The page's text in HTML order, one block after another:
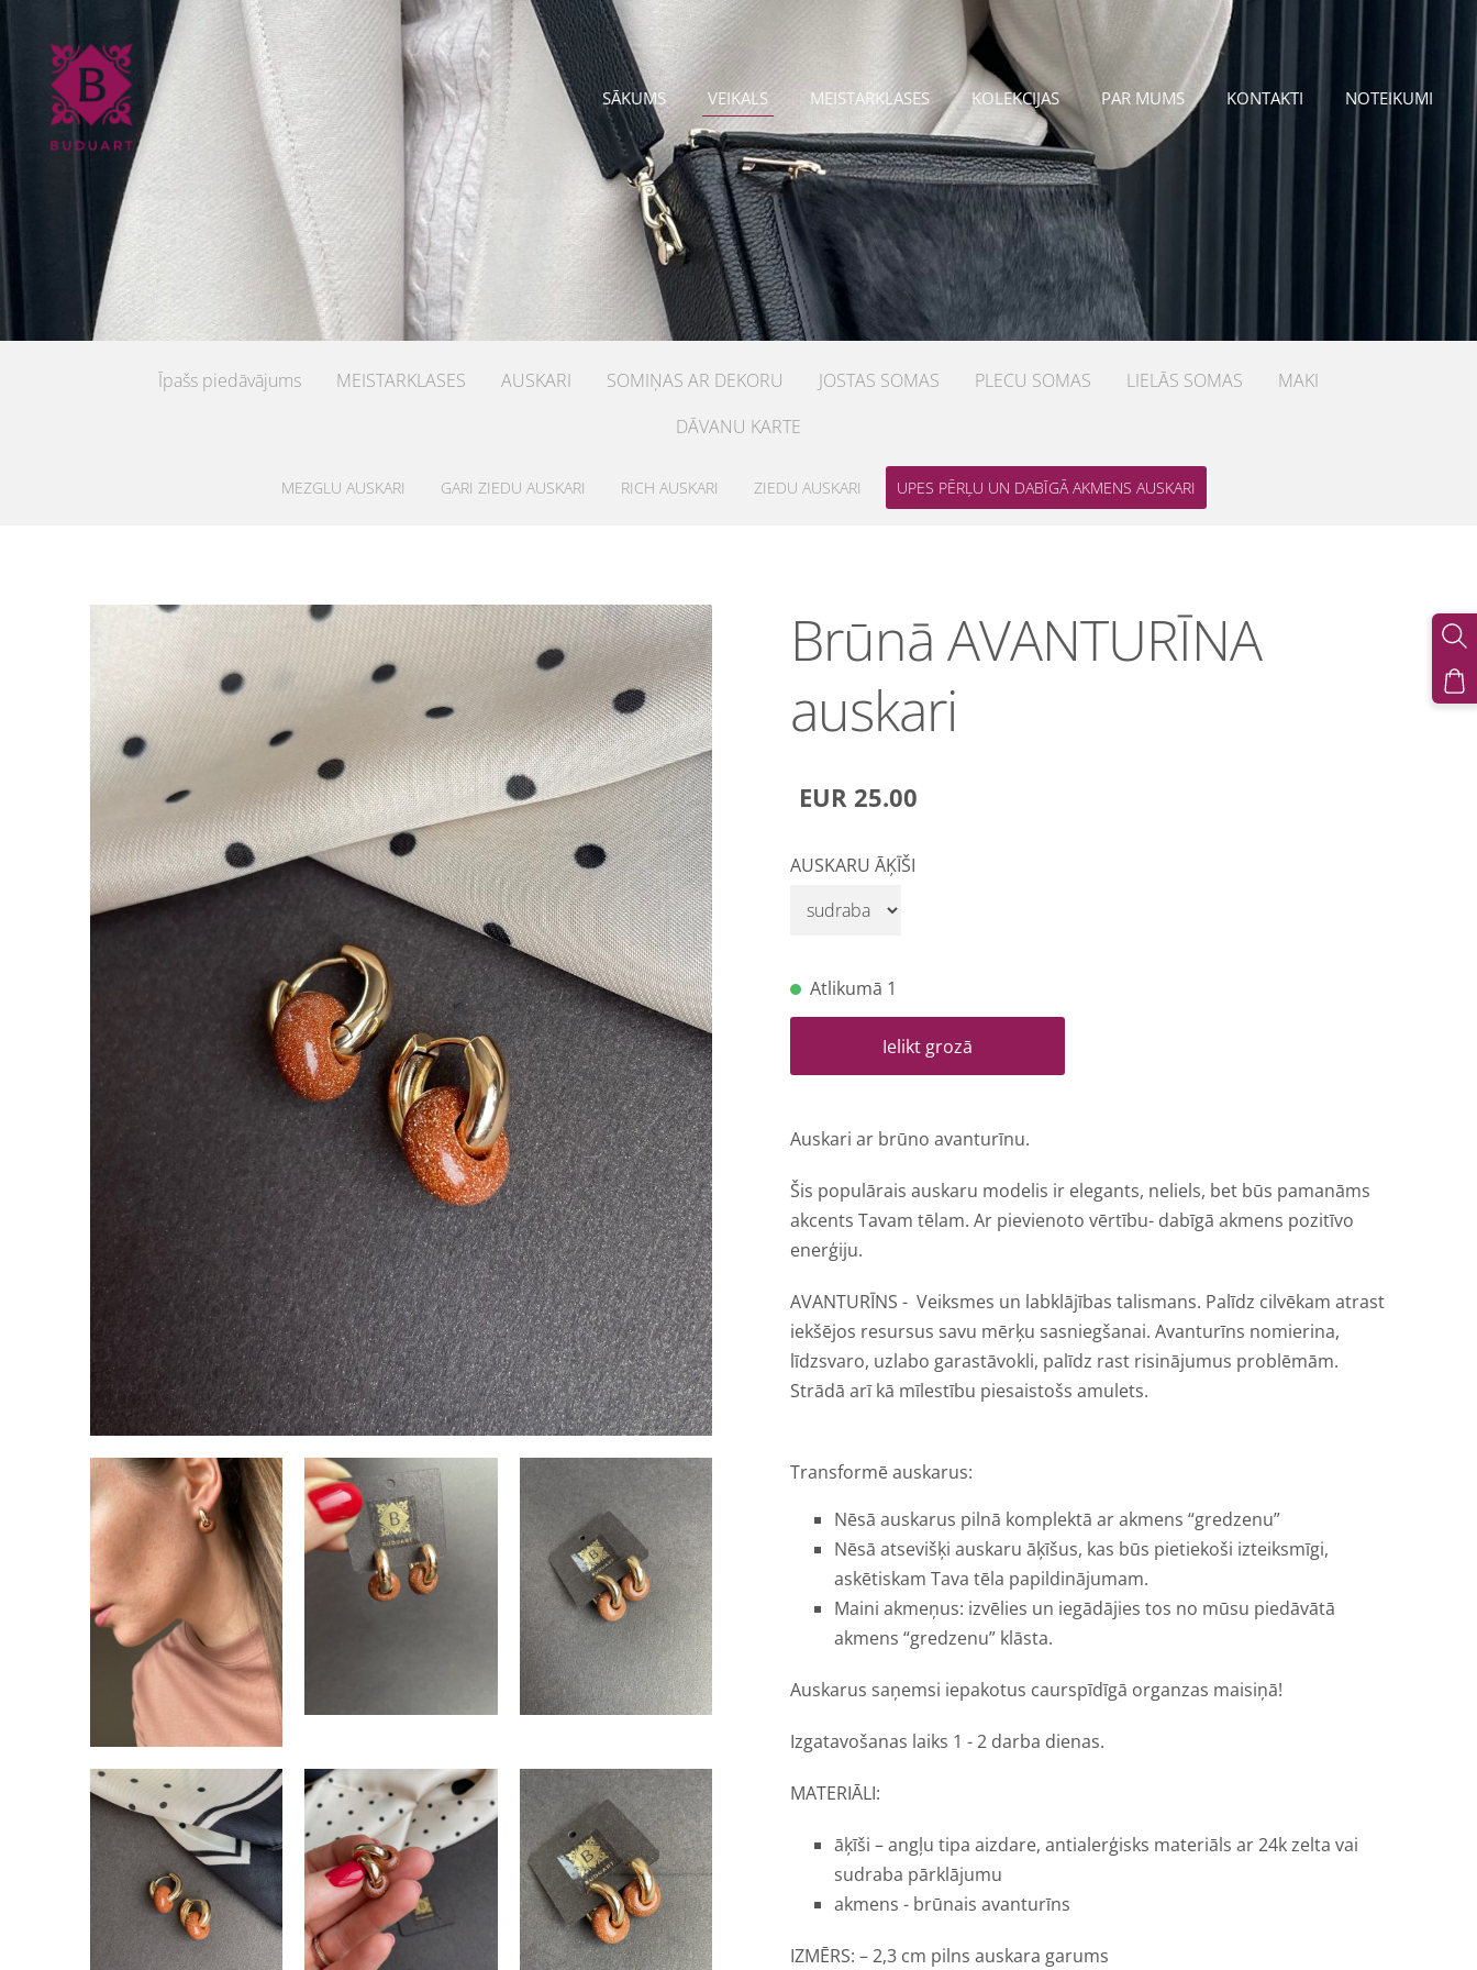
SĀKUMS VEIKALS MEISTARKLASES KOLEKCIJAS PAR MUMS KONTAKTI NOTEIKUMI
Īpašs piedāvājums MEISTARKLASES AUSKARI SOMIŅAS AR DEKORU JOSTAS SOMAS PLECU SOMAS LIELĀS SOMAS
MAKI
DĀVANU KARTE
MEZGLU AUSKARI GARI ZIEDU AUSKARI RICH AUSKARI ZIEDU AUSKARI UPES PĒRĻU UN DABĪGĀ AKMENS AUSKARI
Brūnā AVANTURĪNA
auskari
EUR 25.00
AUSKARU ĀĶĪŠI
Atlikumā 1
Ielikt grozā
Auskari ar brūno avanturīnu.
Šis populārais auskaru modelis ir elegants, neliels, bet būs pamanāms
akcents Tavam tēlam. Ar pievienoto vērtību- dabīgā akmens pozitīvo
enerģiju.
AVANTURĪNS -Veiksmes un labklājības talismans. Palīdz cilvēkam atrast
iekšējos resursus savu mērķu sasniegšanai. Avanturīns nomierina,
līdzsvaro, uzlabo garastāvokli, palīdz rast risinājumus problēmām.
Strādā arī kā mīlestību piesaistošs amulets.
Transformē auskarus:
Nēsā auskarus pilnā komplektā ar akmens “gredzenu”
Nēsā atsevišķi auskaru āķīšus, kas būs pietiekoši izteiksmīgi,
askētiskam Tava tēla papildinājumam.
Maini akmeņus: izvēlies un iegādājies tos no mūsu piedāvātā
akmens “gredzenu” klāsta.
Auskarus saņemsi iepakotus caurspīdīgā organzas maisiņā!
Izgatavošanas laiks 1 - 2 darba dienas.
MATERIĀLI:
āķīši – angļu tipa aizdare, antialerģisks materiāls ar 24k zelta vai
sudraba pārklājumu
akmens - brūnais avanturīns
IZMĒRS: – 2,3 cm pilns auskara garums